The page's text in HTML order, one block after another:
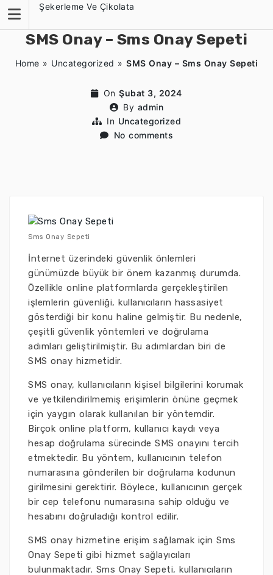
content
Şekerleme Ve Çikolata
SMS Onay – Sms Onay Sepeti
Home » Uncategorized »SMS Onay – Sms Onay Sepeti
On Şubat 3, 2024
By admin
In Uncategorized
No comments
Sms Onay Sepeti
İnternet üzerindeki güvenlik önlemleri
günümüzde büyük bir önem kazanmış durumda.
Özellikle online platformlarda gerçekleştirilen
işlemlerin güvenliği, kullanıcıların hassasiyet
gösterdiği bir konu haline gelmiştir. Bu nedenle,
çeşitli güvenlik yöntemleri ve doğrulama
adımları geliştirilmiştir. Bu adımlardan biri de
SMS onay hizmetidir.
SMS onay, kullanıcıların kişisel bilgilerini korumak
ve yetkilendirilmemiş erişimlerin önüne geçmek
için yaygın olarak kullanılan bir yöntemdir.
Birçok online platform, kullanıcı kaydı veya
hesap doğrulama sürecinde SMS onayını tercih
etmektedir. Bu yöntem, kullanıcının telefon
numarasına gönderilen bir doğrulama kodunun
girilmesini gerektirir. Böylece, kullanıcının gerçek
bir cep telefonu numarasına sahip olduğu ve
hesabını doğruladığı kontrol edilir.
SMS onay hizmetine erişim sağlamak için Sms
Onay Sepeti gibi hizmet sağlayıcıları
bulunmaktadır. Sms Onay Sepeti, kullanıcıların